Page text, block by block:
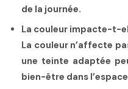
de la journée.
La couleur impacte-t-
La couleur n’affecte
une teinte adaptée
bien-être dans